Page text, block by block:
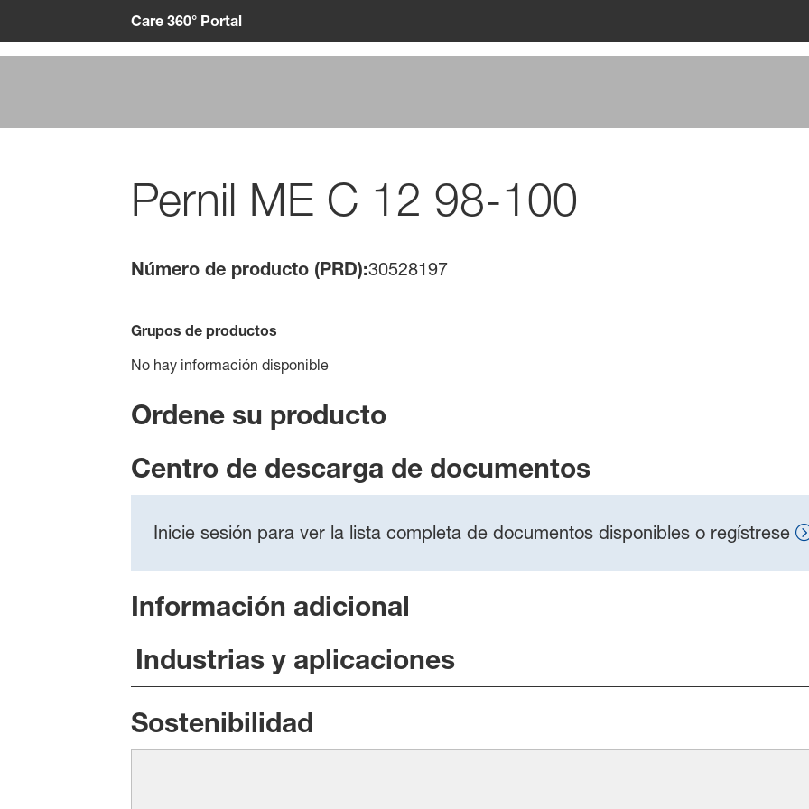
Care 360° Portal
Pernil ME C 12 98-100
Número de producto (PRD):30528197
Grupos de productos
No hay información disponible
Ordene su producto
Centro de descarga de documentos
Inicie sesión para ver la lista completa de documentos disponibles o regístrese
Información adicional
Industrias y aplicaciones
Sostenibilidad